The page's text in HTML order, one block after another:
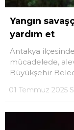
Yangın
yardım et
Antakya
mücadelede,
Büyükşehir
01 Temmuz 2025